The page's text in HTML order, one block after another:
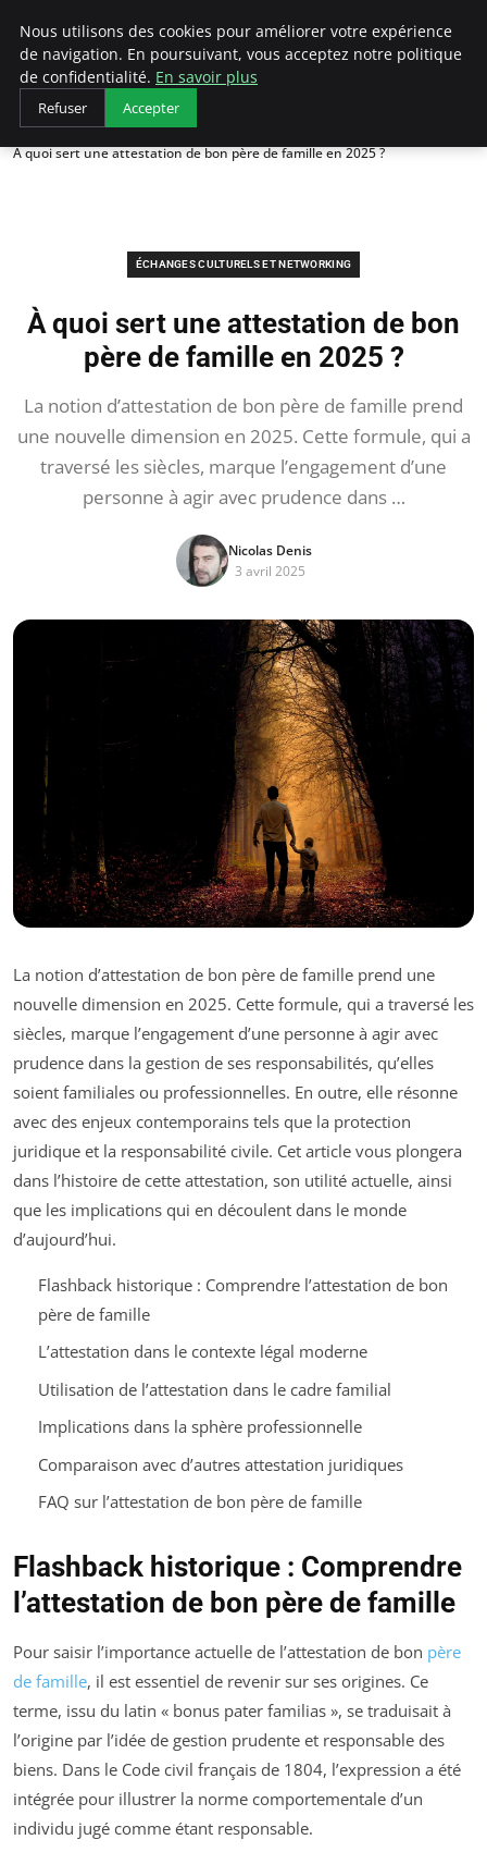
AIESEC France
Accueil
Échanges Culturels et Networking
À quoi sert une attestation de bon père de famille en 2025 ?
ÉCHANGES CULTURELS ET NETWORKING
À quoi sert une attestation de bon
père de famille en 2025 ?
La notion d’attestation de bon père de famille prend
une nouvelle dimension en 2025. Cette formule, qui a
traversé les siècles, marque l’engagement d’une
personne à agir avec prudence dans …
Nicolas Denis
3 avril 2025
La notion d’attestation de bon père de famille prend une
nouvelle dimension en 2025. Cette formule, qui a traversé les
siècles, marque l’engagement d’une personne à agir avec
prudence dans la gestion de ses responsabilités, qu’elles
soient familiales ou professionnelles. En outre, elle résonne
avec des enjeux contemporains tels que la protection
juridique et la responsabilité civile. Cet article vous plongera
dans l’histoire de cette attestation, son utilité actuelle, ainsi
que les implications qui en découlent dans le monde
d’aujourd’hui.
Flashback historique : Comprendre l’attestation de bon
père de famille
L’attestation dans le contexte légal moderne
Utilisation de l’attestation dans le cadre familial
Implications dans la sphère professionnelle
Comparaison avec d’autres attestation juridiques
FAQ sur l’attestation de bon père de famille
Flashback historique : Comprendre
l’attestation de bon père de famille
Pour saisir l’importance actuelle de l’attestation de bon père
de famille, il est essentiel de revenir sur ses origines. Ce
terme, issu du latin « bonus pater familias », se traduisait à
l’origine par l’idée de gestion prudente et responsable des
biens. Dans le Code civil français de 1804, l’expression a été
intégrée pour illustrer la norme comportementale d’un
individu jugé comme étant responsable.
Nous utilisons des cookies pour améliorer votre expérience
de navigation. En poursuivant, vous acceptez notre politique
de confidentialité. En savoir plus
Refuser Accepter